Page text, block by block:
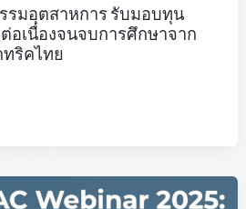
รมอุตสาหการ รับมอบทุน
อเนื่องจนจบการศึกษาจาก
ริคไทย